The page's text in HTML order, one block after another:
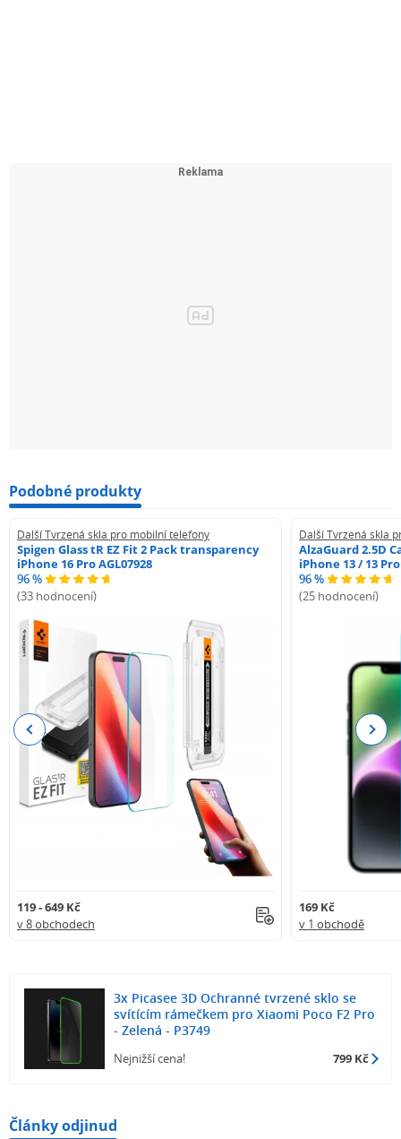
Podobné produkty
Další Tvrzená skla pro mobilní telefony
Spigen Glass tR EZ Fit 2 Pack transparency
iPhone 16 Pro AGL07928
96 %
(33 hodnocení)
119 - 649 Kč
v 8 obchodech
Další Tvrzená skla
AlzaGuard 2.5D
iPhone 13 / 13 Pro
96 %
(25 hodnocení)
169 Kč
v 1 obchodě
Previous Next
3x Picasee 3D Ochranné tvrzené sklo se
svítícím rámečkem pro Xiaomi Poco F2 Pro
- Zelená - P3749
Nejnižší cena! 799 Kč
Články odjinud